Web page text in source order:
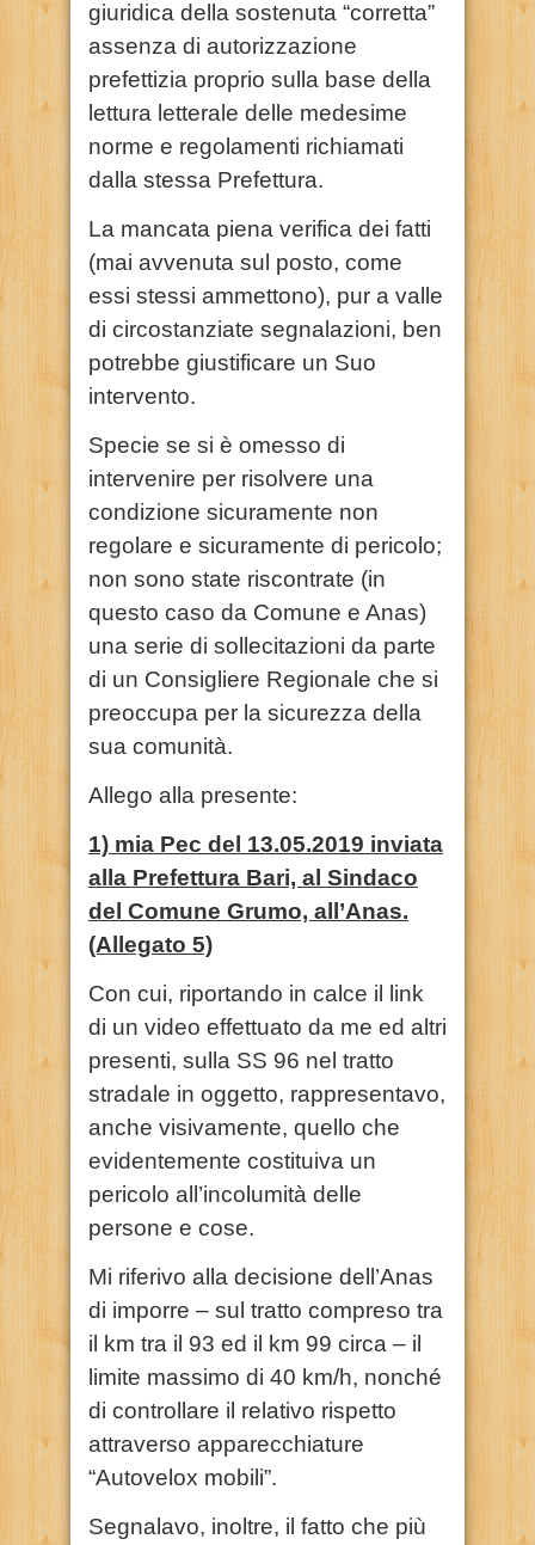
giuridica della sostenuta “corretta”
assenza di autorizzazione
prefettizia proprio sulla base della
lettura letterale delle medesime
norme e regolamenti richiamati
dalla stessa Prefettura.
La mancata piena verifica dei fatti
(mai avvenuta sul posto, come
essi stessi ammettono), pur a valle
di circostanziate segnalazioni, ben
potrebbe giustificare un Suo
intervento.
Specie se si è omesso di
intervenire per risolvere una
condizione sicuramente non
regolare e sicuramente di pericolo;
non sono state riscontrate (in
questo caso da Comune e Anas)
una serie di sollecitazioni da parte
di un Consigliere Regionale che si
preoccupa per la sicurezza della
sua comunità.
Allego alla presente:
1) mia Pec del 13.05.2019 inviata
alla Prefettura Bari, al Sindaco
del Comune Grumo, all’Anas.
(Allegato 5)
Con cui, riportando in calce il link
di un video effettuato da me ed altri
presenti, sulla SS 96 nel tratto
stradale in oggetto, rappresentavo,
anche visivamente, quello che
evidentemente costituiva un
pericolo all’incolumità delle
persone e cose.
Mi riferivo alla decisione dell’Anas
di imporre – sul tratto compreso tra
il km tra il 93 ed il km 99 circa – il
limite massimo di 40 km/h, nonché
di controllare il relativo rispetto
attraverso apparecchiature
“Autovelox mobili”.
Segnalavo, inoltre, il fatto che più